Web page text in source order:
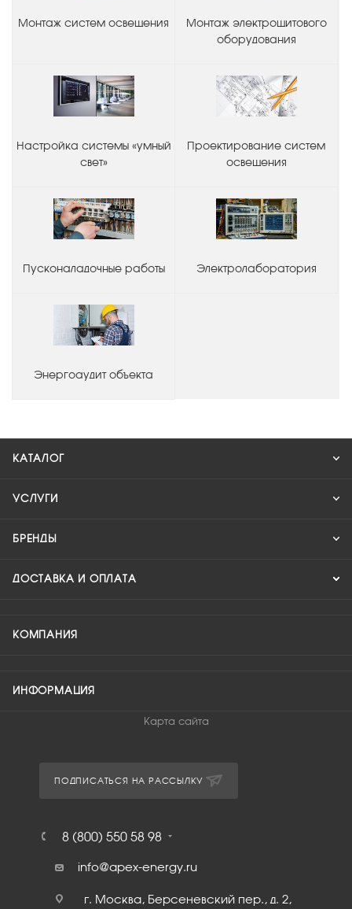
Монтаж систем освещения
Монтаж электрощитового
оборудования
Настройка системы «умный
свет»
Проектирование систем
освещения
Пусконаладочные работы Электролаборатория
Энергоаудит объекта
КАТАЛОГ
УСЛУГИ
БРЕНДЫ
ДОСТАВКА И ОПЛАТА
КОМПАНИЯ
ИНФОРМАЦИЯ
Карта сайта
ПОДПИСАТЬСЯ НА РАССЫЛКУ
8 (800) 550 58 98
info@apex-energy.ru
г. Москва, Берсеневский пер., д. 2,